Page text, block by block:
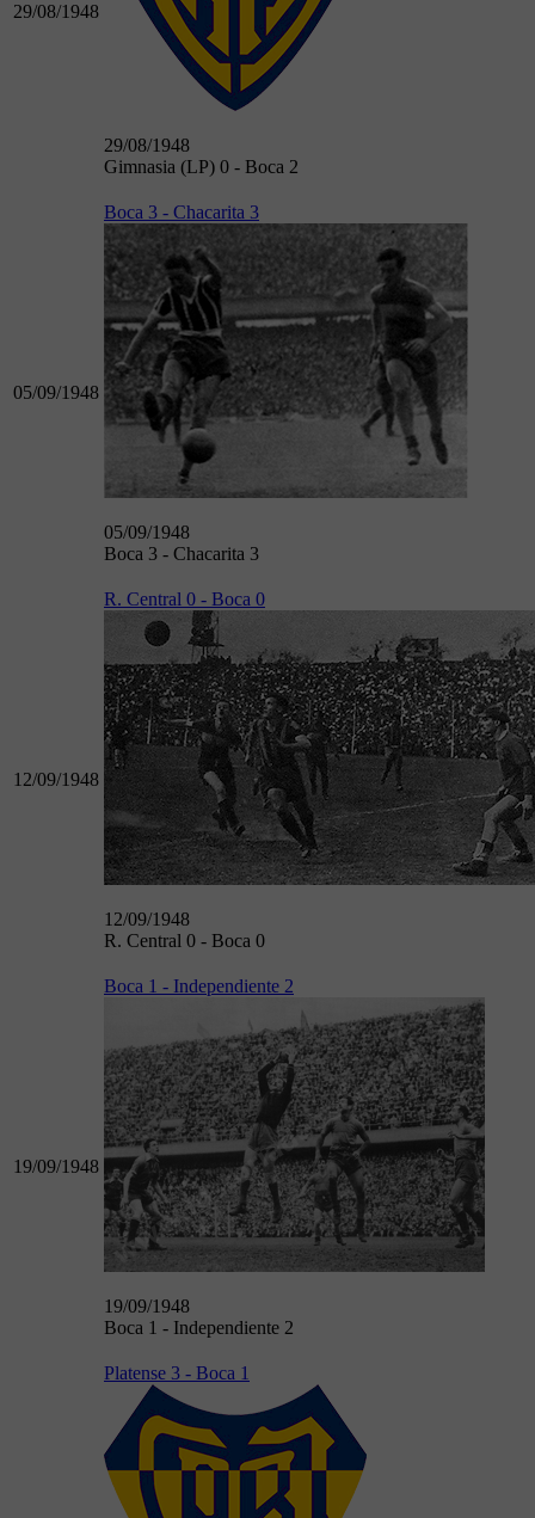
29/08/1948
29/08/1948
Gimnasia (LP) 0 - Boca 2
05/09/1948
Boca 3 - Chacarita 3
05/09/1948
Boca 3 - Chacarita 3
12/09/1948
R. Central 0 - Boca 0
12/09/1948
R. Central 0 - Boca 0
19/09/1948
Boca 1 - Independiente 2
19/09/1948
Boca 1 - Independiente 2
Platense 3 - Boca 1